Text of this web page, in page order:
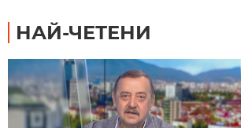
НАЙ-ЧЕТЕНИ